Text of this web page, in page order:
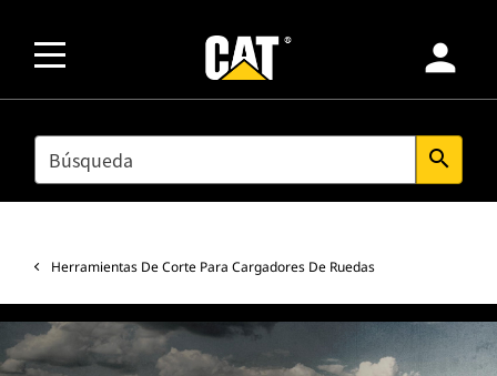
person
SEARCH search
Herramientas De Corte Para Cargadores De Ruedas